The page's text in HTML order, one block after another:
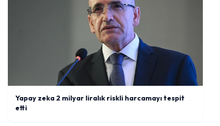
Yapay zeka 2 milyar liralık riskli harcamayı tespit
etti